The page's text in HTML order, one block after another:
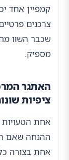
קמפיין אחד
צרכנים
שכבר השוו
מספיק.
האתגר
ציפיות
אחת הטעויות
ההנחה שאם
אחת בצורה